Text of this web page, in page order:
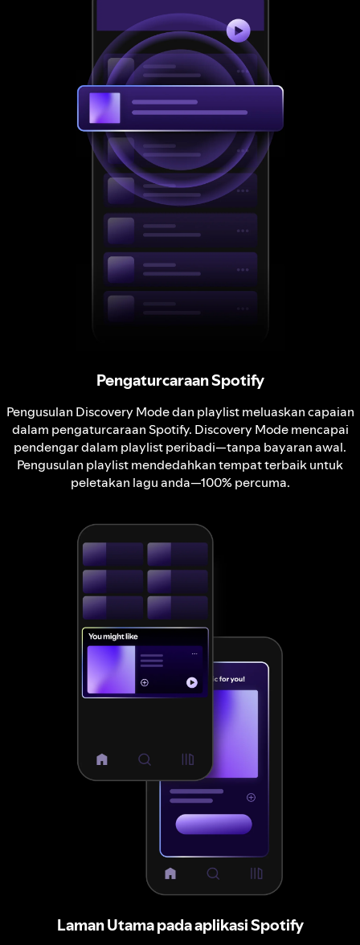
Pengaturcaraan Spotify
Pengusulan Discovery Mode dan playlist meluaskan capaian
dalam pengaturcaraan Spotify. Discovery Mode mencapai
pendengar dalam playlist peribadi—tanpa bayaran awal.
Pengusulan playlist mendedahkan tempat terbaik untuk
peletakan lagu anda—100% percuma.
Laman Utama pada aplikasi Spotify